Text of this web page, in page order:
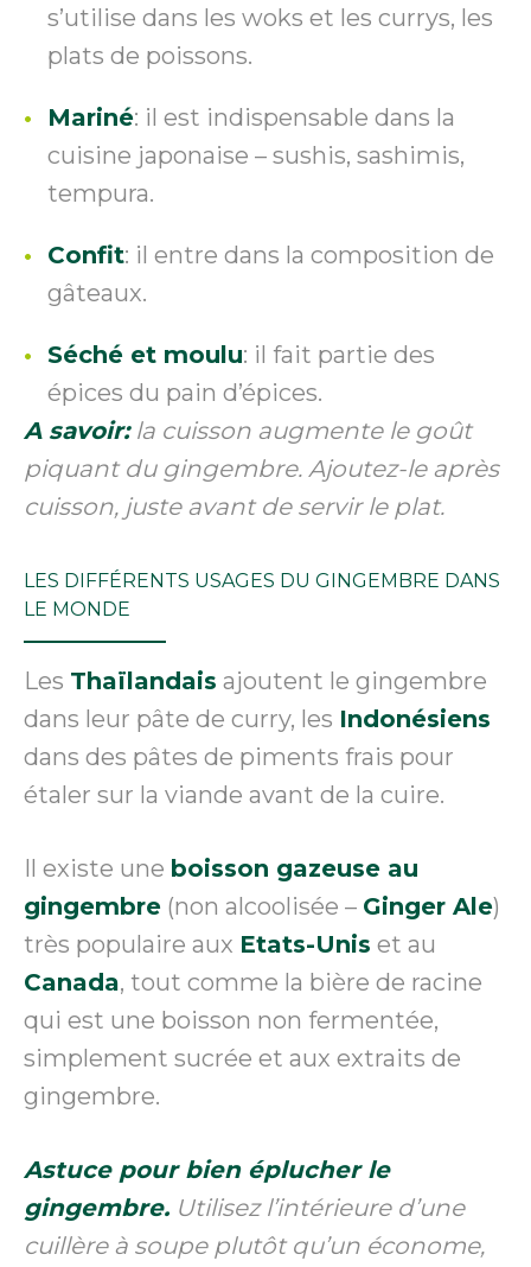
s’utilise dans les woks et les currys, les
plats de poissons.
Mariné: il est indispensable dans la
cuisine japonaise – sushis, sashimis,
tempura.
Confit: il entre dans la composition de
gâteaux.
Séché et moulu: il fait partie des
épices du pain d’épices.
A savoir:la cuisson augmente le goût
piquant du gingembre. Ajoutez-le après
cuisson, juste avant de servir le plat.
LES DIFFÉRENTS USAGES DU GINGEMBRE DANS
LE MONDE
Les Thaïlandais ajoutent le gingembre
dans leur pâte de curry, les Indonésiens
dans des pâtes de piments frais pour
étaler sur la viande avant de la cuire.
Il existe une boisson gazeuse au
gingembre (non alcoolisée – Ginger Ale)
très populaire aux Etats-Unis et au
Canada, tout comme la bière de racine
qui est une boisson non fermentée,
simplement sucrée et aux extraits de
gingembre.
Astuce pour bien éplucher le
gingembre. Utilisez l’intérieure d’une
cuillère à soupe plutôt qu’un économe,